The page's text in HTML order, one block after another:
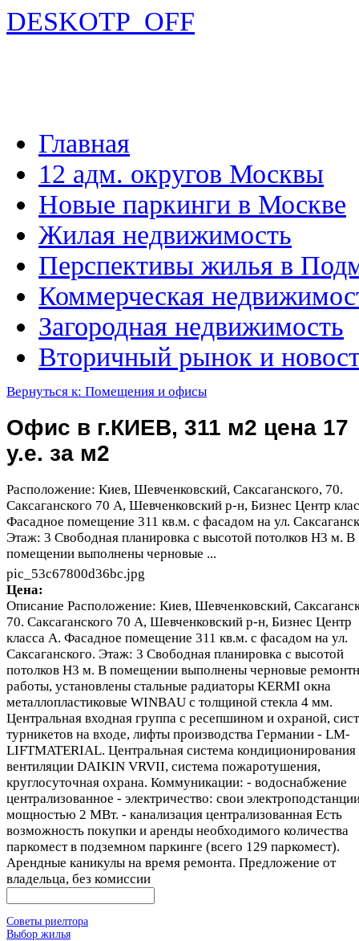
DESKOTP_OFF
Главная
12 адм. округов Москвы
Новые паркинги в Москве
Жилая недвижимость
Перспективы жилья в
Коммерческая
Загородная недвижимость
Вторичный рынок и
Вернуться к: Помещения и офисы
Офис в г.КИЕВ, 311 м2 цена 17
у.е. за м2
Расположение: Киев, Шевченковский, Саксаганского, 70.
Саксаганского 70 А, Шевченковский р-н, Бизнес Центр
Фасадное помещение 311 кв.м. с фасадом на ул.
Этаж: 3 Свободная планировка с высотой потолков Н3 м. В
помещении выполнены черновые ...
pic_53c67800d36bc.jpg
Цена:
Описание Расположение: Киев, Шевченковский,
70. Саксаганского 70 А, Шевченковский р-н, Бизнес Центр
класса А. Фасадное помещение 311 кв.м. с фасадом на ул.
Саксаганского. Этаж: 3 Свободная планировка с высотой
потолков Н3 м. В помещении выполнены черновые
работы, установлены стальные радиаторы KERMI окна
металлопластиковые WINBAU с толщиной стекла 4 мм.
Центральная входная группа с ресепшином и охраной,
турникетов на входе, лифты производства Германии - LM-
LIFTMATERIAL. Центральная система кондиционирования
вентиляции DAIKIN VRVII, система пожаротушения,
круглосуточная охрана. Коммуникации: - водоснабжение
централизованное - электричество: свои
мощностью 2 МВт. - канализация централизованная Есть
возможность покупки и аренды необходимого количества
паркомест в подземном паркинге (всего 129 паркомест).
Арендные каникулы на время ремонта. Предложение от
владельца, без комиссии
Советы риелтора
Выбор жилья